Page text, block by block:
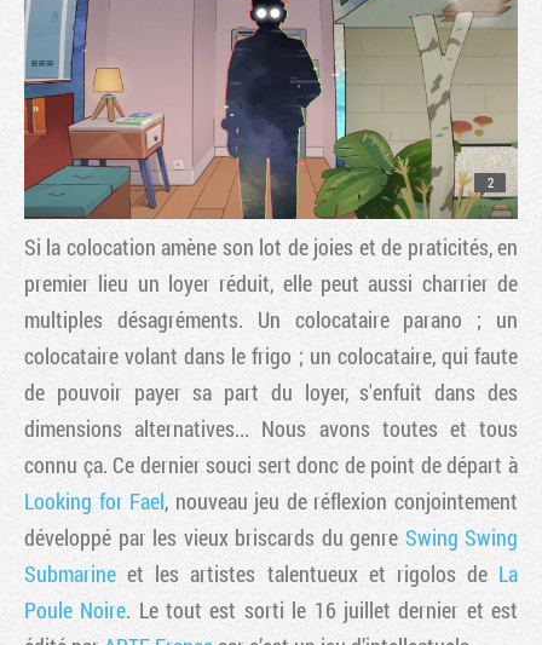
2
Si la colocation amène son lot de joies et de praticités, en
premier lieu un loyer réduit, elle peut aussi charrier de
multiples désagréments. Un colocataire parano ; un
colocataire volant dans le frigo ; un colocataire, qui faute
de pouvoir payer sa part du loyer, s'enfuit dans des
dimensions alternatives... Nous avons toutes et tous
connu ça. Ce dernier souci sert donc de point de départ à
Looking for Fael, nouveau jeu de réflexion conjointement
développé par les vieux briscards du genre Swing Swing
Submarine et les artistes talentueux et rigolos de La
Poule Noire. Le tout est sorti le 16 juillet dernier et est